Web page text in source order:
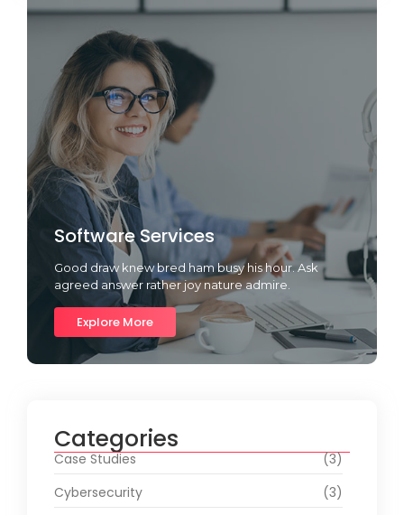
Software Services
Good draw knew bred ham busy his hour. Ask
agreed answer rather joy nature admire.
Explore More
Categories
Case Studies
(3)
Cybersecurity
(3)